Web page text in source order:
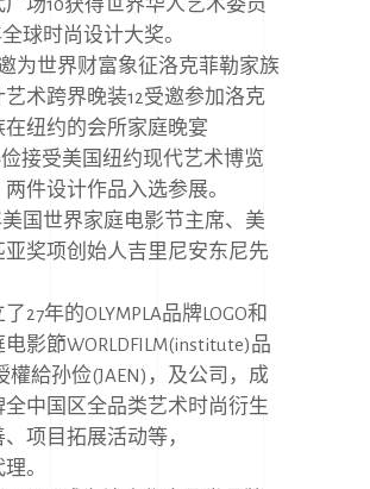
广场10获得世界华人艺术委员
全球时尚设计大奖。
邀为世界财富象征洛克菲勒家族
艺术跨界晚装12受邀参加洛克
在纽约的会所家庭晚宴
俭接受美国纽约现代艺术博览
件设计作品入选参展。
美国世界家庭电影节主席、美
亚奖项创始人吉里尼安东尼先
27年的OLYMPLA品牌LOGO和
影節WORLDFILM(institute)品
權給孙俭(JAEN)，及公司，成
全中国区全品类艺术时尚衍生
项目拓展活动等，
。